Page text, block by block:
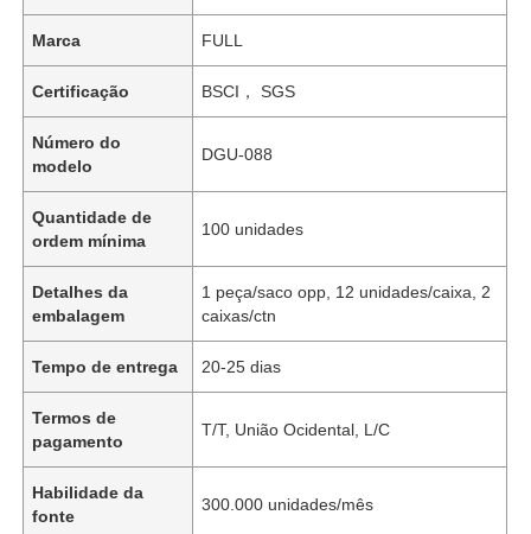
Marca FULL
Certificação BSCI， SGS
Número do
modelo
DGU-088
Quantidade de
ordem mínima
100 unidades
Detalhes da
embalagem
1 peça/saco opp, 12 unidades/caixa, 2
caixas/ctn
Tempo de entrega 20-25 dias
Termos de
pagamento
T/T, União Ocidental, L/C
Habilidade da
fonte
300.000 unidades/mês